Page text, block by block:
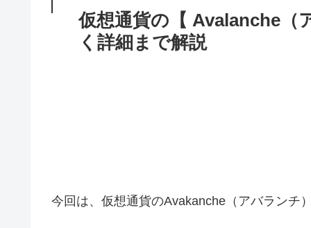
仮想通貨の【 Avalanche（
く詳細まで解説
今回は、仮想通貨のAvakanche（アバランチ